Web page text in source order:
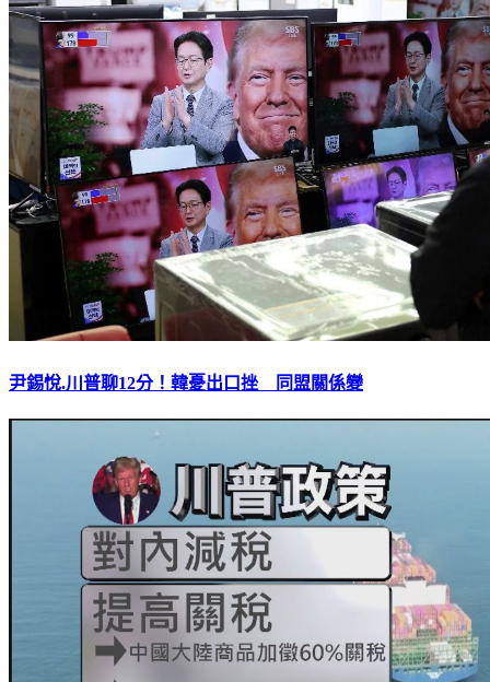
尹錫悅.川普聊12分！韓憂出口挫 同盟關係變